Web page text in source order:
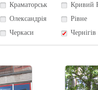
Краматорськ
Кривий
Олександрія
Рівне
Черкаси Чернігів